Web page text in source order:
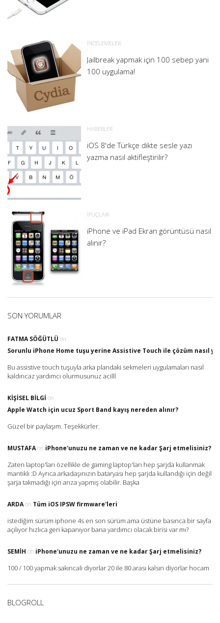
İNCELEMELER
Jailbreak yapmak için 100 sebep yani
100 uygulama!
HABERLER
iOS 8'de Türkçe dikte sesle yazı
yazma nasıl aktifleştirilir?
İPUÇLARI
iPhone ve iPad Ekran görüntüsü nasıl
alınır?
SON YORUMLAR
FATMA SÖĞÜTLÜ on
Sorunlu iPhone Home tuşu yerine Assistive Touch ile çözüm nasıl
Bu assistive touch tuşuyla arka plandaki sekmeleri uygulamaları nasıl
kaldırıcaz yardımcı olurmusunuz acilll
KIŞISEL BILGI on
Apple Watch için ucuz Sport Band kayış nereden alınır?
Güzel bir paylaşım. Teşekkürler.
MUSTAFAon iPhone'unuzu ne zaman ve ne kadar Şarj etmelisiniz?
Zaten laptop'ları özellikle de gaming laptop'ları hep şarjda kullanmak
mantıklı :D Ayrıca arkadaşınızın bataryası hep şarjda kullandığı için değil
şarja takmadığı için arıza yapmış olabilir. Başka
ARDAon Tüm iOS IPSW firmware'leri
istediğim sürüm iphone 4s en son sürüm ama üstüne basınca bir sayfa
açılıyor hızlıca geri kapanıyor bana yardımcı olacak birisi var mı?
SEMIH on iPhone'unuzu ne zaman ve ne kadar Şarj etmelisiniz?
100 / 100 yapmak sakıncalı diyorlar 20 ile 80 arası kalsın diyorlar hocam
BLOGROLL